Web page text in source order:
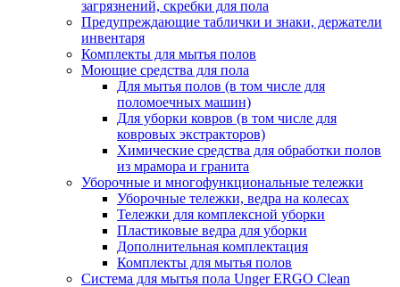
загрязнений, скребки для пола
Предупреждающие таблички и знаки, держатели
инвентаря
Комплекты для мытья полов
Моющие средства для пола
Для мытья полов (в том числе для
поломоечных машин)
Для уборки ковров (в том числе для
ковровых экстракторов)
Химические средства для обработки полов
из мрамора и гранита
Уборочные и многофункциональные тележки
Уборочные тележки, ведра на колесах
Тележки для комплексной уборки
Пластиковые ведра для уборки
Дополнительная комплектация
Комплекты для мытья полов
Система для мытья пола Unger ERGO Clean